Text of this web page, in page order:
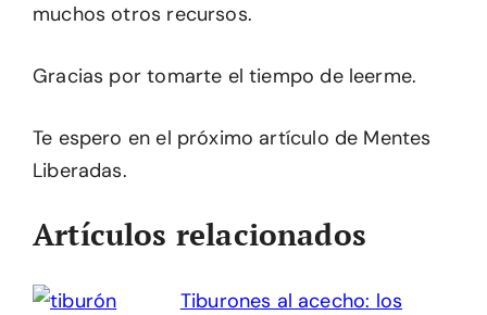
muchos otros recursos.
Gracias por tomarte el tiempo de leerme.
Te espero en el próximo artículo de Mentes
Liberadas.
Artículos relacionados
Tiburones al acecho: los